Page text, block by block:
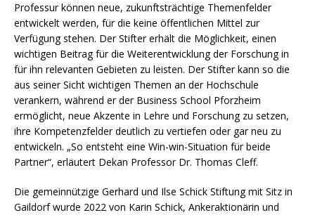
Professur können neue, zukunftsträchtige Themenfelder
entwickelt werden, für die keine öffentlichen Mittel zur
Verfügung stehen. Der Stifter erhält die Möglichkeit, einen
wichtigen Beitrag für die Weiterentwicklung der Forschung in
für ihn relevanten Gebieten zu leisten. Der Stifter kann so die
aus seiner Sicht wichtigen Themen an der Hochschule
verankern, während er der Business School Pforzheim
ermöglicht, neue Akzente in Lehre und Forschung zu setzen,
ihre Kompetenzfelder deutlich zu vertiefen oder gar neu zu
entwickeln. „So entsteht eine Win-win-Situation für beide
Partner“, erläutert Dekan Professor Dr. Thomas Cleff.
Die gemeinnützige Gerhard und Ilse Schick Stiftung mit Sitz in
Gaildorf wurde 2022 von Karin Schick, Ankeraktionärin und